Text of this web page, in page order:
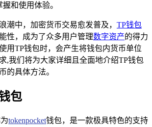
和使用体验。
潮中，加密货币交易愈发普及， TP钱包
性，成为了众多用户管理数字资产的得力
用TP钱包时，会产生将钱包内货币单位
,我们将为大家详细且全面地介绍TP钱包
的具体方法。
包
tokenpocket钱包，是一款极具特色的支持